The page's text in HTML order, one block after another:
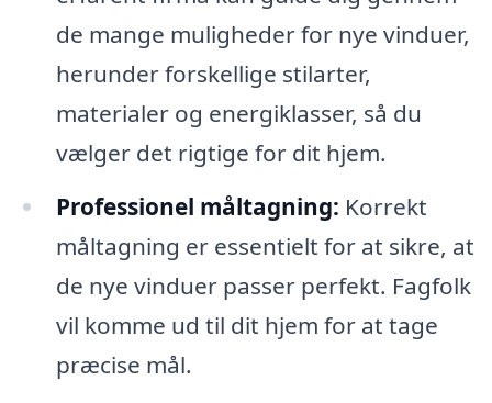
de mange muligheder for nye vinduer,
herunder forskellige stilarter,
materialer og energiklasser, så du
vælger det rigtige for dit hjem.
Professionel måltagning: Korrekt
måltagning er essentielt for at sikre, at
de nye vinduer passer perfekt. Fagfolk
vil komme ud til dit hjem for at tage
præcise mål.